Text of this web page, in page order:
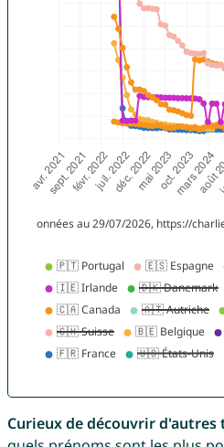
Curieux de découvrir d'autres